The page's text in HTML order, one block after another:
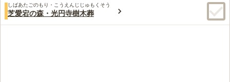
しばあたごのもり・こうえんじじゅもくそう
芝愛宕の森・光円寺樹木葬